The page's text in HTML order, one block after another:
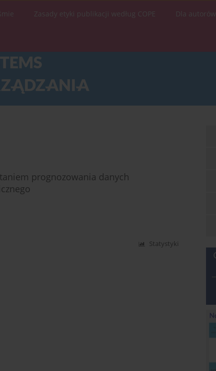
Zasady etyki publikacji według COPE Dla autorów
prognozowania danych
Statystyki